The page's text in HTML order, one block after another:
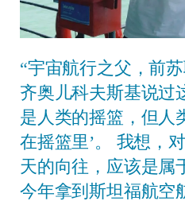
“宇宙航行之父，前
齐奥儿科夫斯基说过
是人类的摇篮，但人
在摇篮里’。 我想，
天的向往，应该是属
今年拿到斯坦福航空